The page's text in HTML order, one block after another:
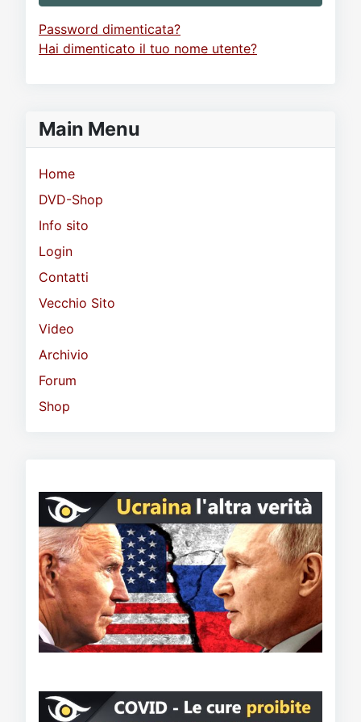
Password dimenticata?
Hai dimenticato il tuo nome utente?
Main Menu
Home
DVD-Shop
Info sito
Login
Contatti
Vecchio Sito
Video
Archivio
Forum
Shop